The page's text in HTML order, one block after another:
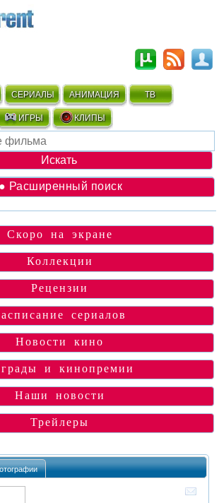
СЕРИАЛЫ АНИМАЦИЯ ТВ
ИГРЫ КЛИПЫ
● Расширенный поиск
Скоро на экране
Коллекции
Рецензии
сериалов
Новости кино
и кинопремии
Наши новости
Трейлеры